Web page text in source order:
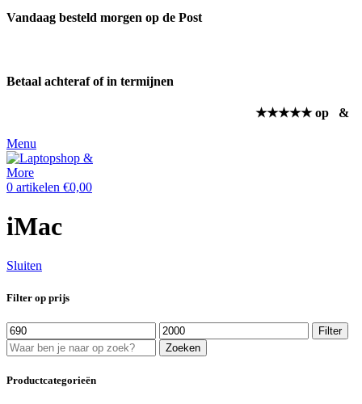
Vandaag besteld morgen op de Post
Betaal achteraf of in termijnen
★★★★★ op &
Menu
0 artikelen €0,00
iMac
Sluiten
Filter op prijs
Min.
prijs
Max.
prijs
Filter
Zoeken
Productcategorieën